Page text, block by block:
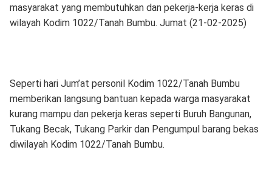
masyarakat yang membutuhkan dan pekerja-kerja keras di
wilayah Kodim 1022/Tanah Bumbu. Jumat (21-02-2025)
Seperti hari Jum’at personil Kodim 1022/Tanah Bumbu
memberikan langsung bantuan kepada warga masyarakat
kurang mampu dan pekerja keras seperti Buruh Bangunan,
Tukang Becak, Tukang Parkir dan Pengumpul barang bekas
diwilayah Kodim 1022/Tanah Bumbu.